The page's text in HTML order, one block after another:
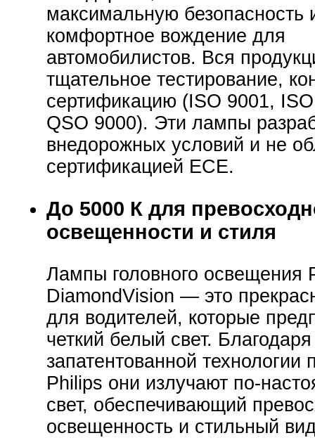
максимальную безопасность
комфортное вождение для
автомобилистов. Вся
тщательное тестирование,
сертификацию (ISO 9001,
QSO 9000). Эти лампы
внедорожных условий и не
сертификацией ECE.
До 5000 К для
освещенности и стиля
Лампы головного освещения
DiamondVision — это
для водителей, которые
четкий белый свет. Благодаря
запатентованной технологии
Philips они излучают по-
свет, обеспечивающий
освещенность и стильный